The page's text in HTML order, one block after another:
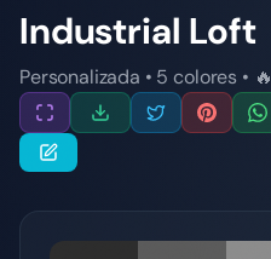
Industrial Loft
Personalizada • 5 colores • 🔥